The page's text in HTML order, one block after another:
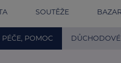
SOUTĚŽE
POMOC